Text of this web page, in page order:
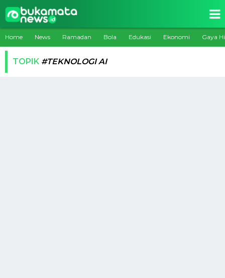
Home News Ramadan Bola Edukasi Ekonomi Gaya
TOPIK #TEKNOLOGI AI